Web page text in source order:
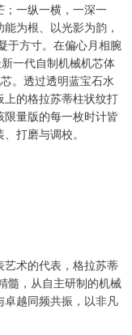
一纵一横，一深一
为根、以光影为韵，
于方寸。在偏心月相腕
一代自制机械机芯体
。透过透明蓝宝石水
的格拉苏蒂柱状纹打
量版的每一枚时计皆
打磨与调校。
术的代表，格拉苏蒂
髓，从自主研制的机械
越同频共振，以非凡